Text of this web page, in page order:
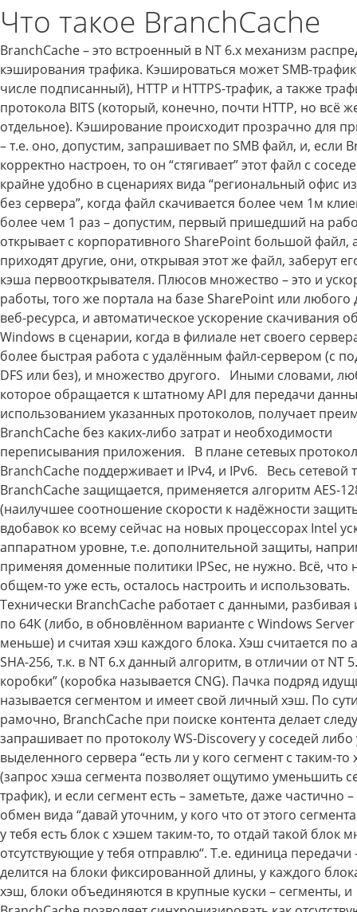
Что такое BranchCache
BranchCache – это встроенный в NT 6.x механизм
кэширования трафика. Кэшироваться может SMB-
числе подписанный), HTTP и HTTPS-трафик, а также
протокола BITS (который, конечно, почти HTTP, но всё
отдельное). Кэширование происходит прозрачно для
– т.е. оно, допустим, запрашивает по SMB файл, и, если
корректно настроен, то он “стягивает” этот файл с
крайне удобно в сценариях вида “региональный офис
без сервера”, когда файл скачивается более чем 1м
более чем 1 раз – допустим, первый пришедший на
открывает с корпоративного SharePoint большой файл,
приходят другие, они, открывая этот же файл, заберут
кэша первооткрывателя. Плюсов множество – это и
работы, того же портала на базе SharePoint или любого
веб-ресурса, и автоматическое ускорение скачивания
Windows в сценарии, когда в филиале нет своего
более быстрая работа с удалённым файл-сервером (с
DFS или без), и множество другого. Иными словами,
которое обращается к штатному API для передачи
использованием указанных протоколов, получает
BranchCache без каких-либо затрат и необходимости
переписывания приложения. В плане сетевых
BranchCache поддерживает и IPv4, и IPv6. Весь сетевой
BranchCache защищается, применяется алгоритм AES-
(наилучшее соотношение скорости к надёжности
вдобавок ко всему сейчас на новых процессорах Intel
аппаратном уровне, т.е. дополнительной защиты,
применяя доменные политики IPSec, не нужно. Всё, что
общем-то уже есть, осталось настроить и использовать.
Технически BranchCache работает с данными, разбивая
по 64К (либо, в обновлённом варианте с Windows Server
меньше) и считая хэш каждого блока. Хэш считается по
SHA-256, т.к. в NT 6.x данный алгоритм, в отличии от NT
коробки” (коробка называется CNG). Пачка подряд
называется сегментом и имеет свой личный хэш. По
рамочно, BranchCache при поиске контента делает
запрашивает по протоколу WS-Discovery у соседей либо
выделенного сервера “есть ли у кого сегмент с таким-то
(запрос хэша сегмента позволяет ощутимо уменьшить
трафик), и если сегмент есть – заметьте, даже частично –
обмен вида “давай уточним, у кого что от этого
у тебя есть блок с хэшем таким-то, то отдай такой блок
отсутствующие у тебя отправлю“. Т.е. единица передачи
делится на блоки фиксированной длины, у каждого
хэш, блоки объединяются в крупные куски – сегменты, и